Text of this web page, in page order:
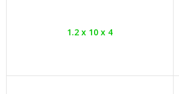
1.2 x 10 x 4